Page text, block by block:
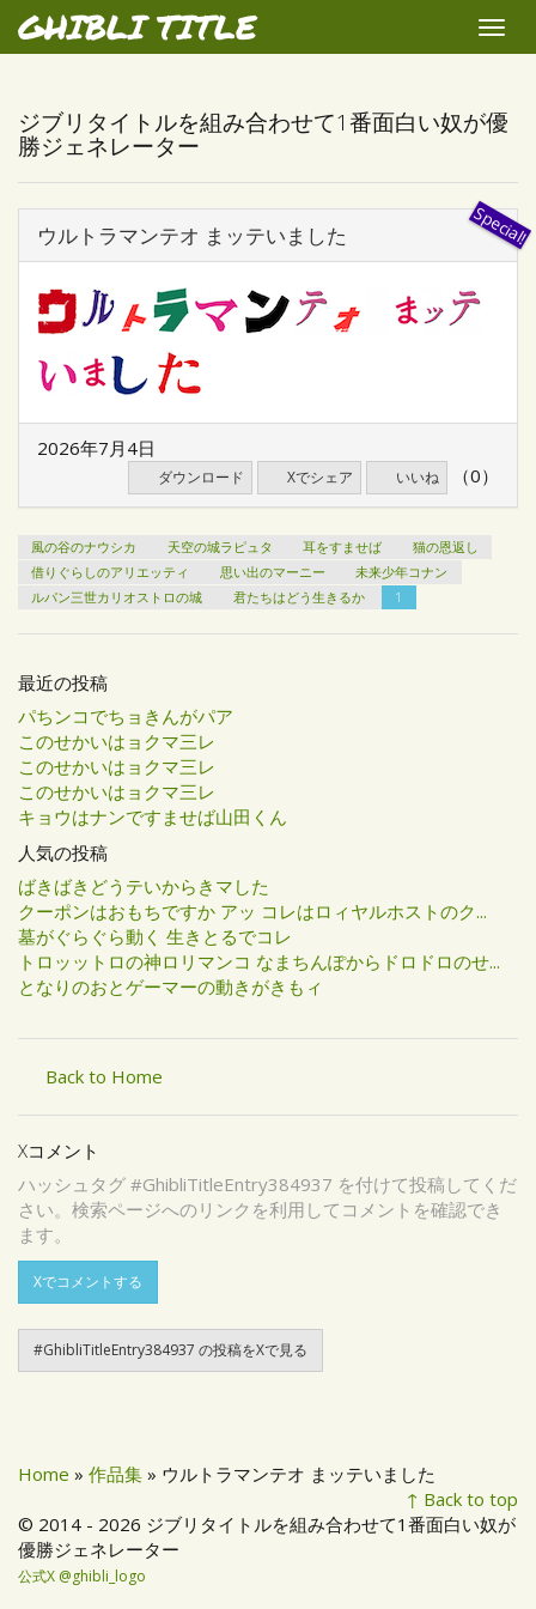
GHIBLI TITLE
Toggle
ジブリタイトルを組み合わせて1番面白い奴が優
勝ジェネレーター
ウルトラマンテオ まッテいました
2026年7月4日
ダウンロード Xでシェア いいね （0）
風の谷のナウシカ 天空の城ラピュタ 耳をすませば
猫の恩返し
借りぐらしのアリエッティ
思い出のマーニー
未来少年コナン
ルパン三世カリオストロの城
君たちはどう生きるか 1
最近の投稿
パちンコでちョきんがパア
このせかいはョクマ三レ
このせかいはョクマ三レ
このせかいはョクマ三レ
キョウはナンですませば山田くん
人気の投稿
ばきばきどうテいからきマした
クーポンはおもちですか アッ コレはロィヤルホストのク...
墓がぐらぐら動く 生きとるでコレ
トロッットロの神ロリマンコ なまちんぽからドロドロのせ...
となりのおとゲーマーの動きがきもィ
Back to Home
Xコメント
ハッシュタグ #GhibliTitleEntry384937 を付けて投稿してくだ
さい。検索ページへのリンクを利用してコメントを確認でき
ます。
Xでコメントする
#GhibliTitleEntry384937 の投稿をXで見る
Home » 作品集 » ウルトラマンテオ まッテいました
↑ Back to top
© 2014 - 2026 ジブリタイトルを組み合わせて1番面白い奴が
優勝ジェネレーター
公式X @ghibli_logo